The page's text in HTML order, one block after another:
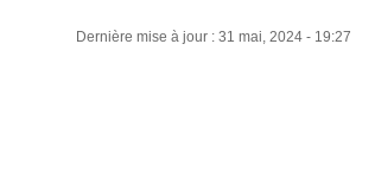
Dernière mise à jour : 31 mai, 2024 - 19:27